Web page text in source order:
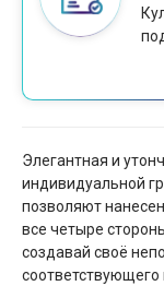
Элегантная и
индивидуальной
позволяют
все четыре
создавай своё
соответствующего